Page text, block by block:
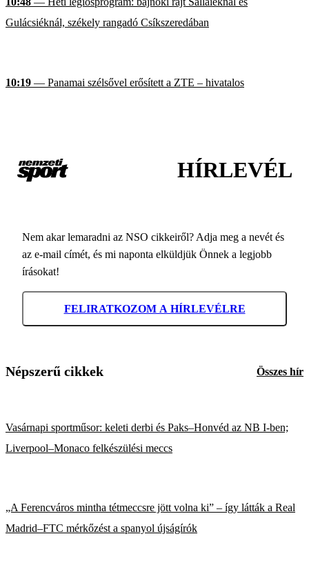
Gulácsiéknál, székely rangadó Csíkszeredában
10:19 — Panamai szélsővel erősített a ZTE – hivatalos
HÍRLEVÉL
Nem akar lemaradni az NSO cikkeiről? Adja meg a nevét és
az e-mail címét, és mi naponta elküldjük Önnek a legjobb
írásokat!
FELIRATKOZOM A HÍRLEVÉLRE
Népszerű cikkek Összes hír
Vasárnapi sportműsor: keleti derbi és Paks–Honvéd az NB I-ben;
Liverpool–Monaco felkészülési meccs
„A Ferencváros mintha tétmeccsre jött volna ki” – így látták a Real
Madrid–FTC mérkőzést a spanyol újságírók